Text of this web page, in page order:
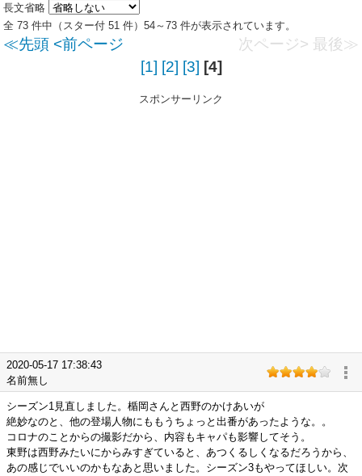
長文省略
全 73 件中（スター付 51 件）54～73 件が表示されています。
≪先頭 <前ページ 次ページ> 最後≫
[1] [2] [3] [4]
スポンサーリンク
2020-05-17 17:38:43
名前無し
シーズン1見直しました。楯岡さんと西野のかけあいが
絶妙なのと、他の登場人物にももうちょっと出番があったような。。
コロナのことからの撮影だから、内容もキャパも影響してそう。
東野は西野みたいにからみすぎていると、あつくるしくなるだろうから、
あの感じでいいのかもなあと思いました。シーズン3もやってほしい。次